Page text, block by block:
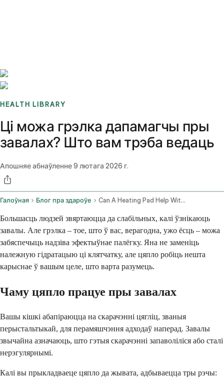
HEALTH LIBRARY
Ці можа грэлка дапамагчы пры
завалах? Што вам трэба ведаць
Апошняе абнаўленне9 лютага 2026 г.
Галоўная Блог пра здароўе Can A Heating Pad Help With Constipation
Большасць людзей звяртаюцца да слабільных, калі ўзнікаюць
завалы. Але грэлка – тое, што ў вас, верагодна, ужо ёсць – можа
забяспечыць надзіва эфектыўнае палёгку. Яна не заменіць
належную гідратацыю ці клятчатку, але цяпло робіць нешта
карыснае ў вашым целе, што варта разумець.
Чаму цяпло працуе пры завалах
Вашы кішкі абапіраюцца на скарачэнні цягліц, званыя
перыстальтыкай, для перамяшчэння адходаў наперад. Завалы
звычайна азначаюць, што гэтыя скарачэнні запаволіліся або сталі
нерэгулярнымі.
Калі вы прыкладваеце цяпло да жывата, адбываецца тры рэчы: